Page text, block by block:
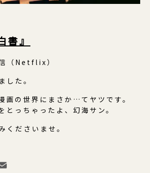
』
（Netflix）
した。
画の世界にまさか…てヤツです。
とっちゃったよ、幻海サン。
くださいませ。